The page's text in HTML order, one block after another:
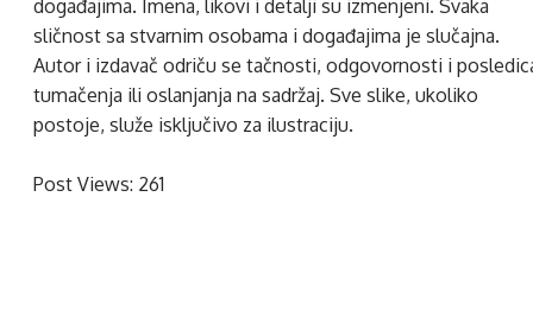
događajima. Imena, likovi i detalji su izmenjeni. Svaka
sličnost sa stvarnim osobama i događajima je slučajna.
Autor i izdavač odriču se tačnosti, odgovornosti i
tumačenja ili oslanjanja na sadržaj. Sve slike, ukoliko
postoje, služe isključivo za ilustraciju.
Post Views: 261